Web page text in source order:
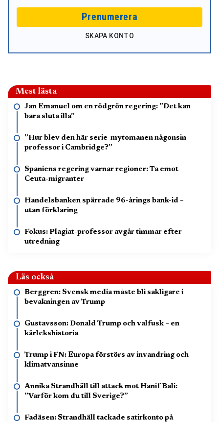
Prenumerera
SKAPA KONTO
Mest lästa
Jan Emanuel om en rödgrön regering: ”Det kan
bara sluta illa”
”Hur blev den här serie-mytomanen någonsin
professor i Cambridge?”
Spaniens regering varnar regioner: Ta emot
Ceuta-migranter
Handelsbanken spärrade 96-årings bank-id –
utan förklaring
Fokus: Plagiat-professor avgår timmar efter
utredning
Läs också
Berggren: Svensk media måste bli sakligare i
bevakningen av Trump
Gustavsson: Donald Trump och valfusk – en
kärlekshistoria
Trump i FN: Europa förstörs av invandring och
klimatvansinne
Annika Strandhäll till attack mot Hanif Bali:
”Varför kom du till Sverige?”
Fadäsen: Strandhäll tackade satirkonto på